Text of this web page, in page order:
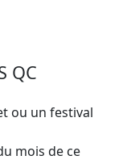
QC
ou un festival
mois de ce